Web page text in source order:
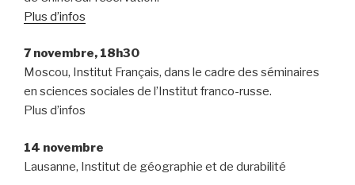
Plus d’infos
7 novembre, 18h30
Moscou, Institut Français, dans le cadre des séminaires
en sciences sociales de l’Institut franco-russe.
Plus d’infos
14 novembre
Lausanne, Institut de géographie et de durabilité